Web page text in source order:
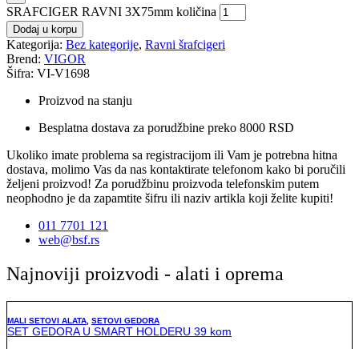
SRAFCIGER RAVNI 3X75mm količina
Dodaj u korpu
Kategorija: Bez kategorije, Ravni šrafcigeri
Brend: VIGOR
Šifra: VI-V1698
Proizvod na stanju
Besplatna dostava za porudžbine preko 8000 RSD
Ukoliko imate problema sa registracijom ili Vam je potrebna hitna
dostava, molimo Vas da nas kontaktirate telefonom kako bi poručili
željeni proizvod! Za porudžbinu proizvoda telefonskim putem
neophodno je da zapamtite šifru ili naziv artikla koji želite kupiti!
011 7701 121
web@bsf.rs
Najnoviji proizvodi - alati i oprema
MALI SETOVI ALATA SETOVI GEDORA
SET GEDORA U SMART HOLDERU 39 kom